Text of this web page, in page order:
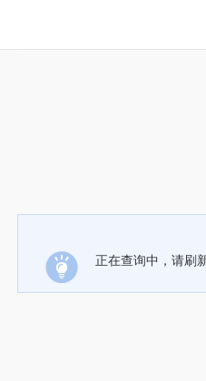
正在查询中，请刷